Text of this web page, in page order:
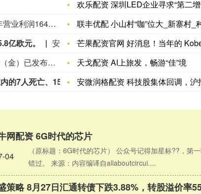
安联保险仍然预测全年营业利润164亿欧元至184亿欧元。
亿欧元。
安联保险第二季度营收456亿欧元。安联保险第二季度营业利润48.7亿欧元，预估45.8亿欧元。
有市场消息称刚果（金）已发布最新行政指令，决定彻底禁止铜精矿与钴精矿的出口。对此，华友钴业公司接线工作人员表示，禁令针对的是“铜精矿”和“钴精矿”这类初级矿产品，而华友钴业在刚果（金）的成品为粗制氢氧化钴（钴的中间品）和电积铜（阴极铜），不涉及精矿出口问题，“中资企业应该都差不多”。（21财经）
泰媒援引暖武里府防灾减灾办公室消息说，7日发生的校园枪击案已造成包括枪手在内的7人死亡、15人受伤，其中2人重伤。死者还包括3名教师和3名学生。（新华社） 泰媒援引暖武里府防灾减灾办公室
欢乐配资 深圳LED企业寻求“第二
联丰优配 小山村“咖”位大_新寨村_
芒果配资官网 好消息！当年的 Kobe 8 上
天戈配资 AI上旅发，畅游“佳”境
安微润格配资 科技股集体回调，沪
网配资 6G时代的芯片
（原标题：6G时代的芯片） 公众号记得加星标??，第
错过。 来源：内容编译自allaboutcircui....
04
策略 8月27日汇通转债下跌3.88%，转股溢价率